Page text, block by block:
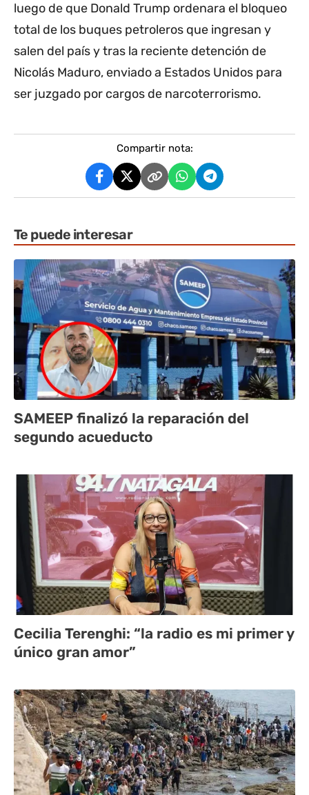
luego de que Donald Trump ordenara el bloqueo
total de los buques petroleros que ingresan y
salen del país y tras la reciente detención de
Nicolás Maduro, enviado a Estados Unidos para
ser juzgado por cargos de narcoterrorismo.
Compartir nota:
Te puede interesar
SAMEEP finalizó la reparación del
segundo acueducto
Cecilia Terenghi: “la radio es mi primer y
único gran amor”